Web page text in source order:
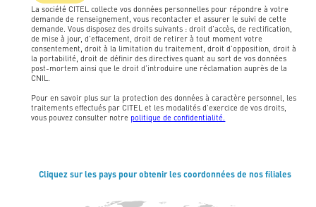
La société CITEL collecte vos données personnelles pour répondre à votre
demande de renseignement, vous recontacter et assurer le suivi de cette
demande. Vous disposez des droits suivants : droit d’accès, de rectification,
de mise à jour, d’effacement, droit de retirer à tout moment votre
consentement, droit à la limitation du traitement, droit d’opposition, droit à
la portabilité, droit de définir des directives quant au sort de vos données
post-mortem ainsi que le droit d’introduire une réclamation auprès de la
CNIL.
Pour en savoir plus sur la protection des données à caractère personnel, les
traitements effectués par CITEL et les modalités d’exercice de vos droits,
vous pouvez consulter notre politique de confidentialité.
Cliquez sur les pays pour obtenir les coordonnées de nos filiales